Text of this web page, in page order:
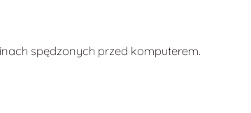
spędzonych przed komputerem.